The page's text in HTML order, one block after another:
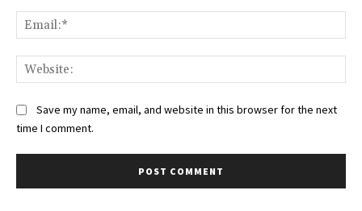
Save my name, email, and website in this browser for the next
time I comment.